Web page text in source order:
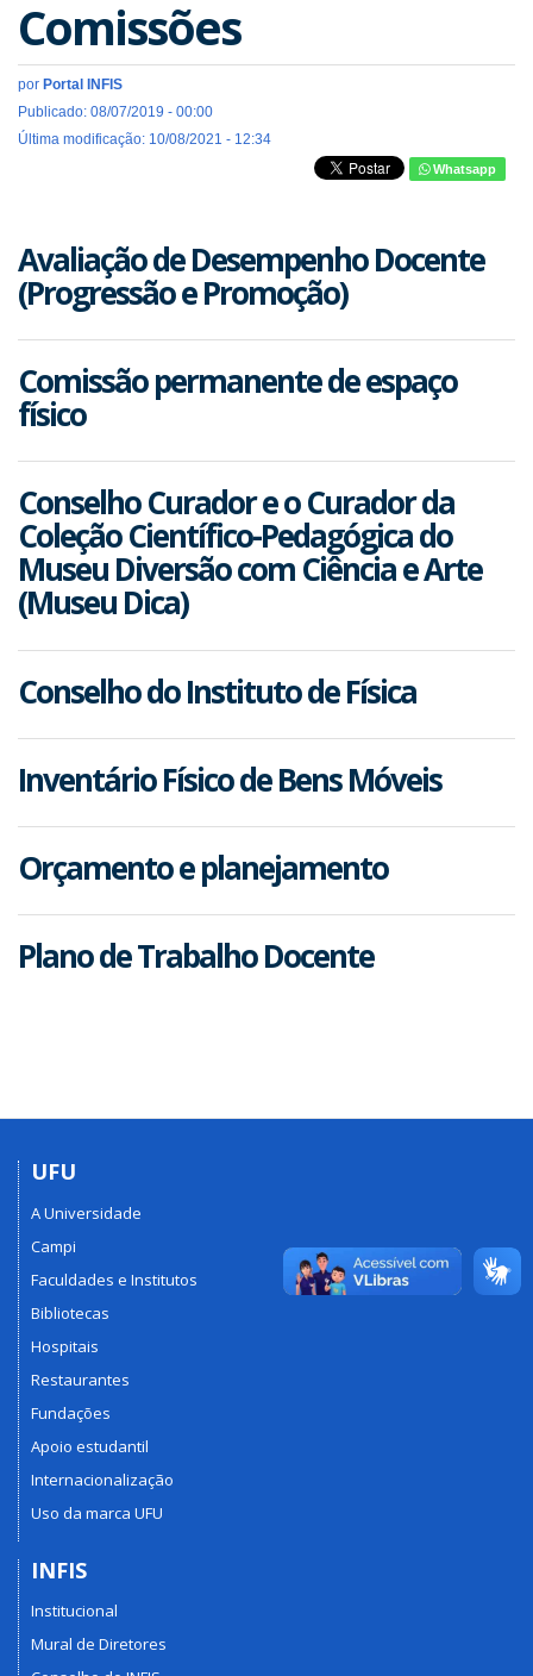
Comissões
por Portal INFIS
Publicado: 08/07/2019 - 00:00
Última modificação: 10/08/2021 - 12:34
Whatsapp
Avaliação de Desempenho Docente
(Progressão e Promoção)
Comissão permanente de espaço
físico
Conselho Curador e o Curador da
Coleção Científico-Pedagógica do
Museu Diversão com Ciência e Arte
(Museu Dica)
Conselho do Instituto de Física
Inventário Físico de Bens Móveis
Orçamento e planejamento
Plano de Trabalho Docente
UFU
A Universidade
Campi
Faculdades e Institutos
Bibliotecas
Hospitais
Restaurantes
Fundações
Apoio estudantil
Internacionalização
Uso da marca UFU
INFIS
Institucional
Mural de Diretores